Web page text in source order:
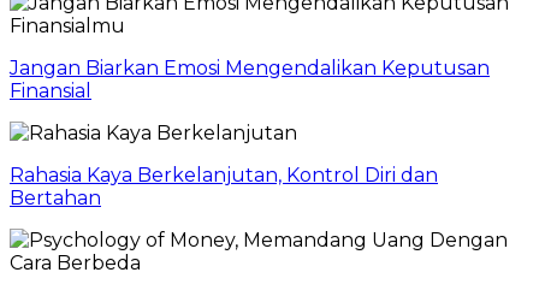
Jangan Biarkan Emosi Mengendalikan Keputusan
Finansial
Rahasia Kaya Berkelanjutan, Kontrol Diri dan
Bertahan